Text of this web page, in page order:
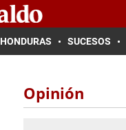
HONDURAS SUCESOS
Opinión